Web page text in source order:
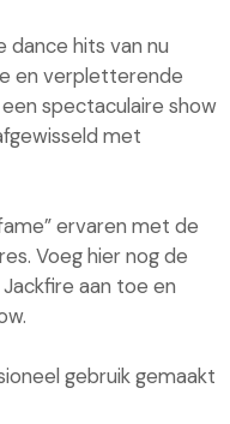
dance hits van nu
en verpletterende
spectaculaire show
met
ervaren met de
Voeg hier nog de
aan toe en
gebruik gemaakt